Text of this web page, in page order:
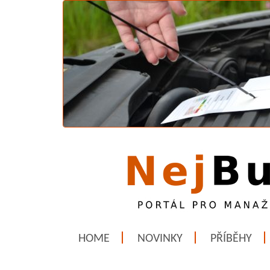
HOME NOVINKY PŘÍBĚHY